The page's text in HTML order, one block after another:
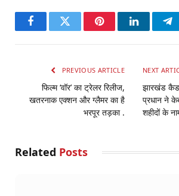
FacebookTwitter PinterestLinkedIn
PREVIOUS ARTICLE
फिल्म ‘वॉर’ का ट्रेलर रिलीज,
खतरनाक एक्शन और ग्लैमर का है
भरपूर तड़का .
NEXT
झारखंड
प्रधान ने
शहीदों के
Related Posts